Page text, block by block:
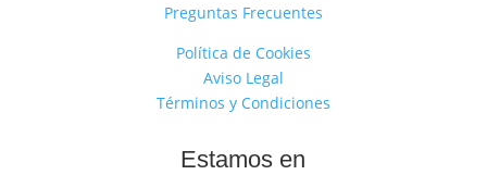
Preguntas Frecuentes
Política de Cookies
Aviso Legal
Términos y Condiciones
Estamos en